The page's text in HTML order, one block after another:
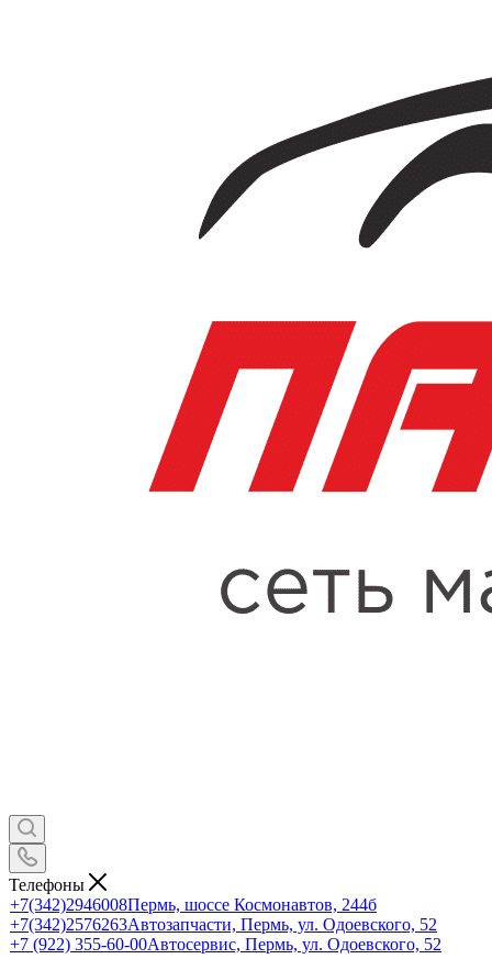
Телефоны
+7(342)2946008Пермь, шоссе Космонавтов, 244б
+7(342)2576263Автозапчасти, Пермь, ул. Одоевского, 52
+7 (922) 355-60-00Автосервис, Пермь, ул. Одоевского, 52